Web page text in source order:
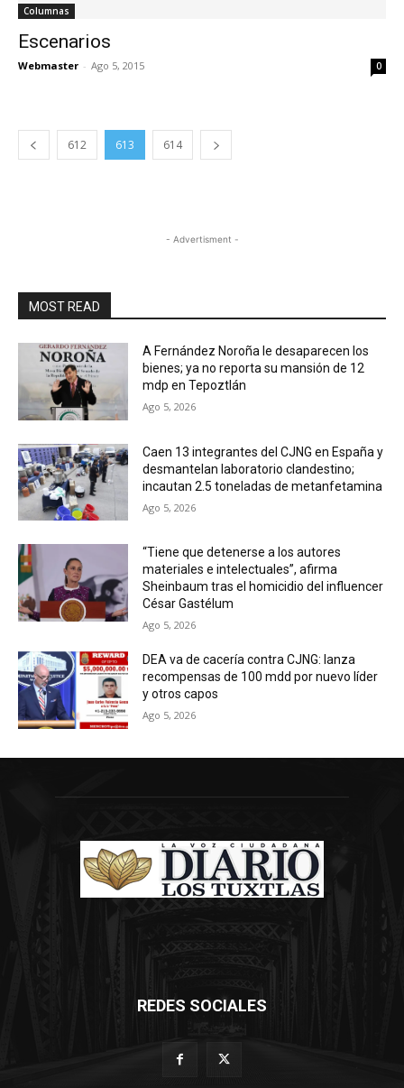
Columnas
Escenarios
Webmaster - Ago 5, 2015 0
612 613 614
- Advertisment -
MOST READ
A Fernández Noroña le desaparecen los
bienes; ya no reporta su mansión de 12
mdp en Tepoztlán
Ago 5, 2026
Caen 13 integrantes del CJNG en España y
desmantelan laboratorio clandestino;
incautan 2.5 toneladas de metanfetamina
Ago 5, 2026
“Tiene que detenerse a los autores
materiales e intelectuales”, afirma
Sheinbaum tras el homicidio del influencer
César Gastélum
Ago 5, 2026
DEA va de cacería contra CJNG: lanza
recompensas de 100 mdd por nuevo líder
y otros capos
Ago 5, 2026
REDES SOCIALES